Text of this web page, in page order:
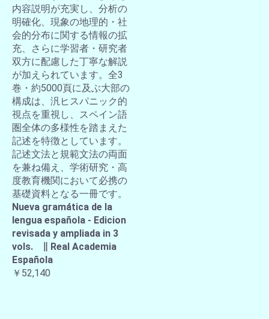
内容説明が充実し、分析の
明確化、現象の地理的・社
会的分布に関する情報の拡
充、さらに学習者・研究者
双方に配慮した丁寧な解説
が加えられています。全3
巻・約5000頁に及ぶ大部の
構成は、汎ヒスパニック的
視点を重視し、スペイン語
圏全体の多様性を踏まえた
記述を特徴としています。
記述文法と規範文法の両面
を兼ね備え、学術研究・高
度教育機関において必携の
基礎資料となる一冊です。
Nueva gramática de la
lengua española - Edicion
revisada y ampliada in 3
vols. ∥ Real Academia
Española
￥52,140